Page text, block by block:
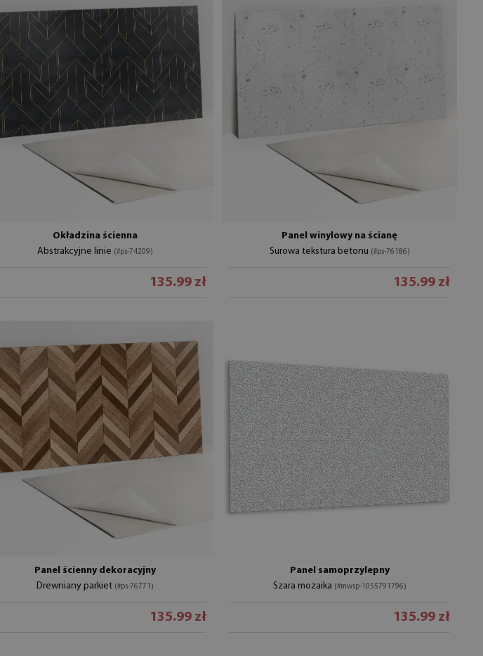
Okładzina ścienna
Abstrakcyjne linie (#ps-74209)
135.99 zł
Panel winylowy na ścianę
Surowa tekstura betonu (#ps-76186)
135.99 zł
Panel ścienny dekoracyjny
Drewniany parkiet (#ps-76771)
135.99 zł
Panel samoprzylepny
Szara mozaika (#mwsp-1055791796)
135.99 zł